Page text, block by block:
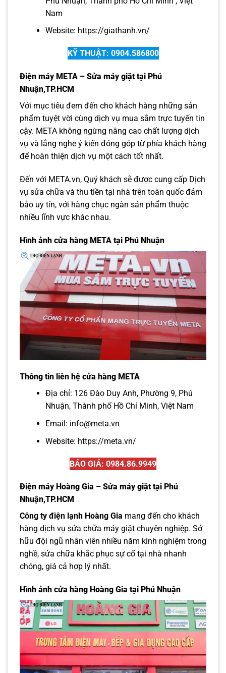
Nam
Website: https://giathanh.vn/
KỸ THUẬT: 0904.586800
Điện máy META – Sửa máy giặt tại Phú
Nhuận,TP.HCM
Với mục tiêu đem đến cho khách hàng những sản
phẩm tuyệt vời cùng dịch vụ mua sắm trực tuyến tin
cậy. META không ngừng nâng cao chất lượng dịch
vụ và lắng nghe ý kiến đóng góp từ phía khách hàng
để hoàn thiện dịch vụ một cách tốt nhất.
Đến với META.vn, Quý khách sẽ được cung cấp Dịch
vụ sửa chữa và thu tiền tại nhà trên toàn quốc đảm
bảo uy tín, với hàng chục ngàn sản phẩm thuộc
nhiều lĩnh vực khác nhau.
Hình ảnh cửa hàng META tại Phú Nhuận
Thông tin liên hệ cửa hàng META
Địa chỉ: 126 Đào Duy Anh, Phường 9, Phú
Nhuận, Thành phố Hồ Chí Minh, Việt Nam
Email: info@meta.vn
Website: https://meta.vn/
BÁO GIÁ: 0984.86.9949
Điện máy Hoàng Gia – Sửa máy giặt tại Phú
Nhuận,TP.HCM
Công ty điện lạnh Hoàng Gia mang đến cho khách
hàng dịch vụ sửa chữa máy giặt chuyên nghiệp. Sở
hữu đội ngũ nhân viên nhiều năm kinh nghiệm trong
nghề, sửa chữa khắc phục sự cố tại nhà nhanh
chóng, giá cả hợp lý nhất.
Hình ảnh cửa hàng Hoàng Gia tại Phú Nhuận